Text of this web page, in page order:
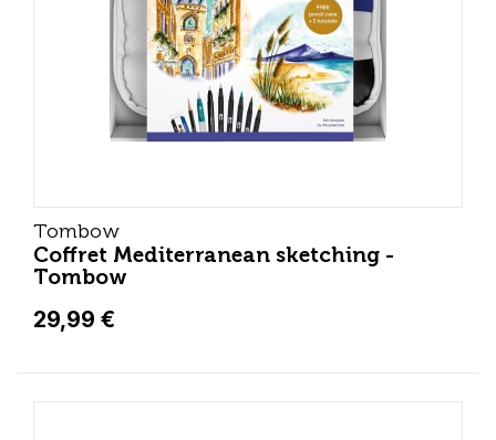
Tombow
Coffret Mediterranean sketching -
Tombow
29,99 €